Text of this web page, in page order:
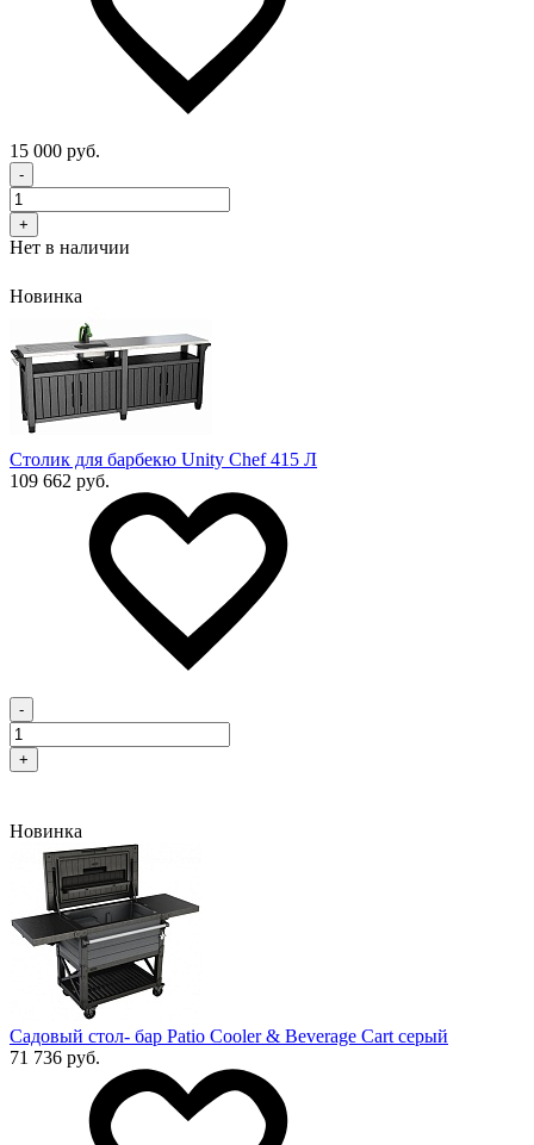
15 000 руб.
-
+
Нет в наличии
Новинка
Столик для барбекю Unity Chef 415 Л
109 662 руб.
-
+
Новинка
Садовый стол- бар Patio Cooler & Beverage Cart серый
71 736 руб.